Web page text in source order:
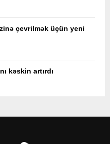
çevrilmək üçün yeni
kəskin artırdı